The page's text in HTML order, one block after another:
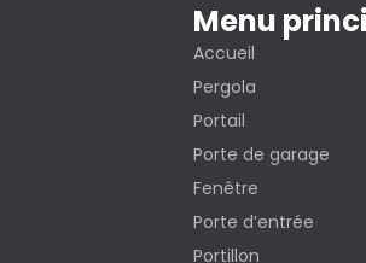
Menu
Accueil
Pergola
Portail
Porte de garage
Fenêtre
Porte d’entrée
Portillon